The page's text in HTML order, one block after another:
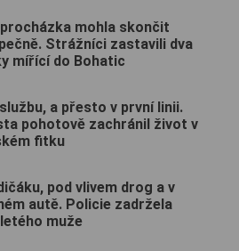
mohla skončit
Strážníci zastavili dva
mířící do Bohatic
a přesto v první linii.
pohotově zachránil život v
fitku
pod vlivem drog a v
autě. Policie zadržela
muže